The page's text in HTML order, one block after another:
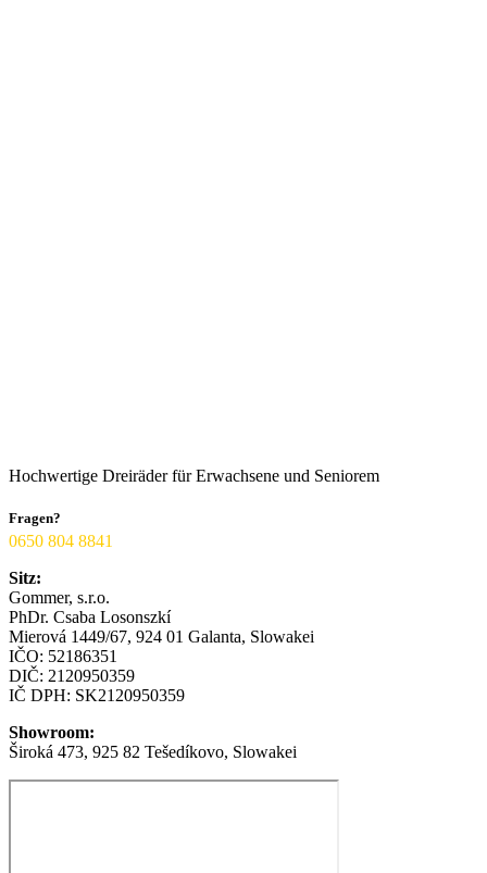
Hochwertige Dreiräder für Erwachsene und Seniorem
Fragen?​
0650 804 8841
Sitz:
Gommer, s.r.o.
PhDr. Csaba Losonszkí
Mierová 1449/67, 924 01 Galanta, Slowakei
IČO: 52186351
DIČ: 2120950359
IČ DPH: SK2120950359
Showroom:
Široká 473, 925 82 Tešedíkovo, Slowakei